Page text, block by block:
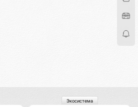
Экосистема